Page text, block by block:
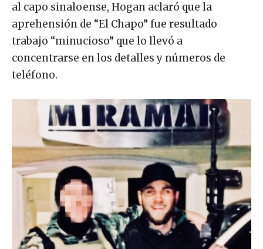
al capo sinaloense, Hogan aclaró que la
aprehensión de “El Chapo” fue resultado
trabajo “minucioso” que lo llevó a
concentrarse en los detalles y números de
teléfono.